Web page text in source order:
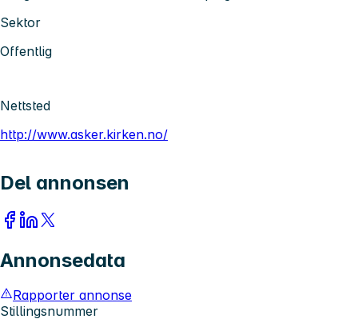
Sektor
Offentlig
Nettsted
http://www.asker.kirken.no/
Del annonsen
Annonsedata
Rapporter annonse
Stillingsnummer